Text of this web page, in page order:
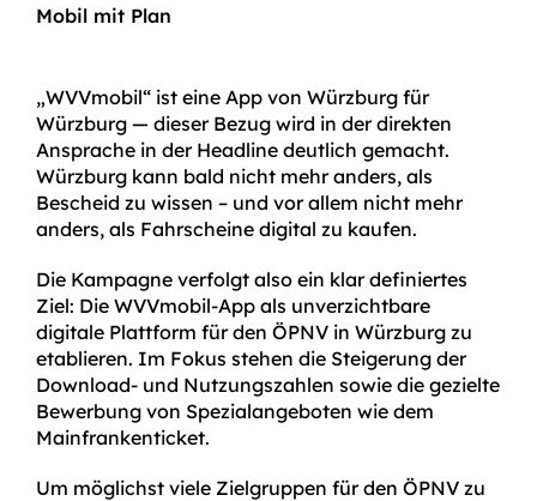
Mobil mit Plan
„WVVmobil“ ist eine App von Würzburg für
Würzburg — dieser Bezug wird in der direkten
Ansprache in der Headline deutlich gemacht.
Würzburg kann bald nicht mehr anders, als
Bescheid zu wissen – und vor allem nicht mehr
anders, als Fahrscheine digital zu kaufen.
Die Kampagne verfolgt also ein klar definiertes
Ziel: Die WVVmobil-App als unverzicht­bare
digitale Plattform für den ÖPNV in Würzburg zu
etablieren. Im Fokus stehen die Steigerung der
Download- und Nutzungs­zahlen sowie die gezielte
Bewerbung von Spezialangeboten wie dem
Mainfranken­ticket.
Um möglichst viele Ziel­gruppen für den ÖPNV zu